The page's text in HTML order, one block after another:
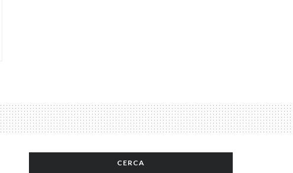
CERCA